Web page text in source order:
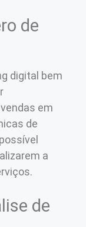
de
digital bem
em
de
a
de